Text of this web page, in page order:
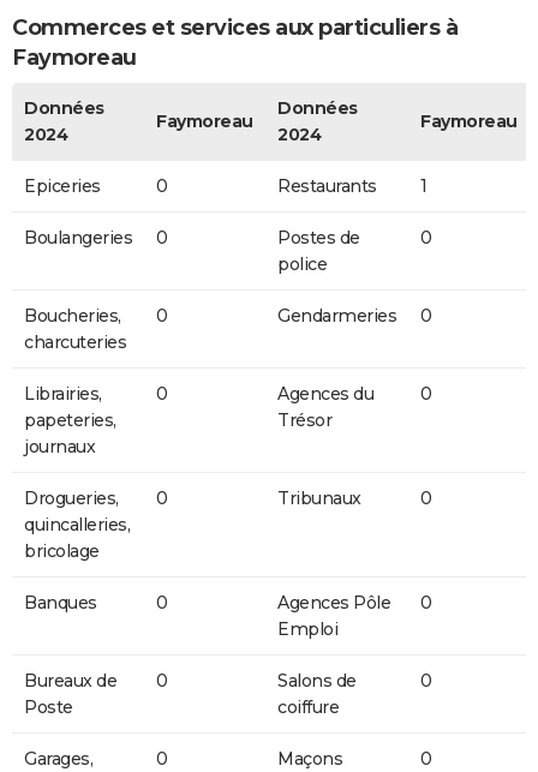
Commerces et services aux particuliers à
Faymoreau
Données
2024
Faymoreau
Données
2024
Faymoreau
Epiceries 0 Restaurants 1
Boulangeries 0
Postes de
police
0
Boucheries,
charcuteries
0 Gendarmeries 0
Librairies,
papeteries,
journaux
0
Agences du
Trésor
0
Drogueries,
quincalleries,
bricolage
0 Tribunaux 0
Banques 0
Agences Pôle
Emploi
0
Bureaux de
Poste
0
Salons de
coiffure
0
Garages,
0 Maçons 0